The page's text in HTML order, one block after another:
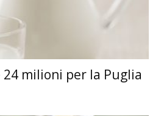
milioni per la Puglia